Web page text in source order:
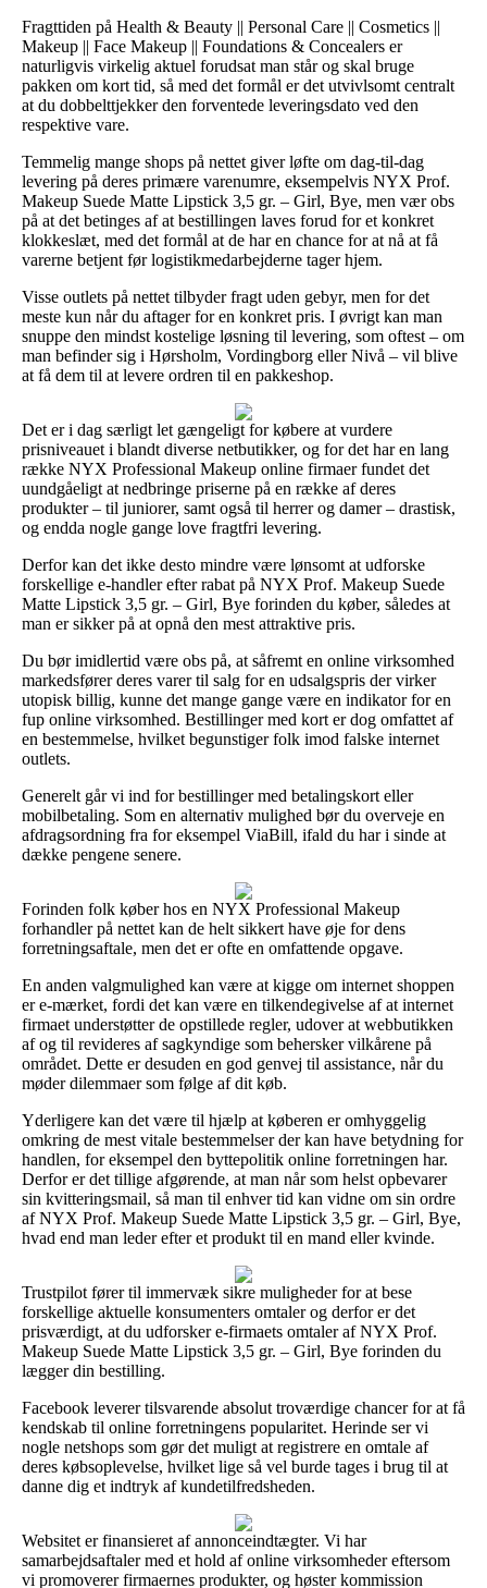
Fragttiden på Health & Beauty || Personal Care || Cosmetics ||
Makeup || Face Makeup || Foundations & Concealers er
naturligvis virkelig aktuel forudsat man står og skal bruge
pakken om kort tid, så med det formål er det utvivlsomt centralt
at du dobbelttjekker den forventede leveringsdato ved den
respektive vare.
Temmelig mange shops på nettet giver løfte om dag-til-dag
levering på deres primære varenumre, eksempelvis NYX Prof.
Makeup Suede Matte Lipstick 3,5 gr. – Girl, Bye, men vær obs
på at det betinges af at bestillingen laves forud for et konkret
klokkeslæt, med det formål at de har en chance for at nå at få
varerne betjent før logistikmedarbejderne tager hjem.
Visse outlets på nettet tilbyder fragt uden gebyr, men for det
meste kun når du aftager for en konkret pris. I øvrigt kan man
snuppe den mindst kostelige løsning til levering, som oftest – om
man befinder sig i Hørsholm, Vordingborg eller Nivå – vil blive
at få dem til at levere ordren til en pakkeshop.
Det er i dag særligt let gængeligt for købere at vurdere
prisniveauet i blandt diverse netbutikker, og for det har en lang
række NYX Professional Makeup online firmaer fundet det
uundgåeligt at nedbringe priserne på en række af deres
produkter – til juniorer, samt også til herrer og damer – drastisk,
og endda nogle gange love fragtfri levering.
Derfor kan det ikke desto mindre være lønsomt at udforske
forskellige e-handler efter rabat på NYX Prof. Makeup Suede
Matte Lipstick 3,5 gr. – Girl, Bye forinden du køber, således at
man er sikker på at opnå den mest attraktive pris.
Du bør imidlertid være obs på, at såfremt en online virksomhed
markedsfører deres varer til salg for en udsalgspris der virker
utopisk billig, kunne det mange gange være en indikator for en
fup online virksomhed. Bestillinger med kort er dog omfattet af
en bestemmelse, hvilket begunstiger folk imod falske internet
outlets.
Generelt går vi ind for bestillinger med betalingskort eller
mobilbetaling. Som en alternativ mulighed bør du overveje en
afdragsordning fra for eksempel ViaBill, ifald du har i sinde at
dække pengene senere.
Forinden folk køber hos en NYX Professional Makeup
forhandler på nettet kan de helt sikkert have øje for dens
forretningsaftale, men det er ofte en omfattende opgave.
En anden valgmulighed kan være at kigge om internet shoppen
er e-mærket, fordi det kan være en tilkendegivelse af at internet
firmaet understøtter de opstillede regler, udover at webbutikken
af og til revideres af sagkyndige som behersker vilkårene på
området. Dette er desuden en god genvej til assistance, når du
møder dilemmaer som følge af dit køb.
Yderligere kan det være til hjælp at køberen er omhyggelig
omkring de mest vitale bestemmelser der kan have betydning for
handlen, for eksempel den byttepolitik online forretningen har.
Derfor er det tillige afgørende, at man når som helst opbevarer
sin kvitteringsmail, så man til enhver tid kan vidne om sin ordre
af NYX Prof. Makeup Suede Matte Lipstick 3,5 gr. – Girl, Bye,
hvad end man leder efter et produkt til en mand eller kvinde.
Trustpilot fører til immervæk sikre muligheder for at bese
forskellige aktuelle konsumenters omtaler og derfor er det
prisværdigt, at du udforsker e-firmaets omtaler af NYX Prof.
Makeup Suede Matte Lipstick 3,5 gr. – Girl, Bye forinden du
lægger din bestilling.
Facebook leverer tilsvarende absolut troværdige chancer for at få
kendskab til online forretningens popularitet. Herinde ser vi
nogle netshops som gør det muligt at registrere en omtale af
deres købsoplevelse, hvilket lige så vel burde tages i brug til at
danne dig et indtryk af kundetilfredsheden.
Websitet er finansieret af annonceindtægter. Vi har
samarbejdsaftaler med et hold af online virksomheder eftersom
vi promoverer firmaernes produkter, og høster kommission